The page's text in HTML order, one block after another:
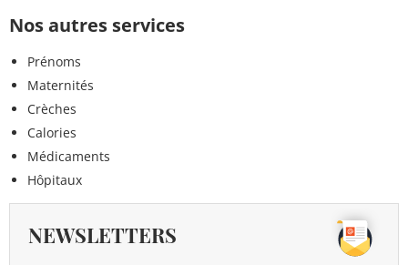
Nos autres services
Prénoms
Maternités
Crèches
Calories
Médicaments
Hôpitaux
NEWSLETTERS